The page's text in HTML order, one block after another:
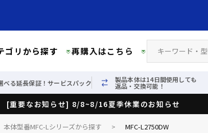
ゴリから探す 再購入はこちら
べる延長保証！サービスパック 製品本体は14日間使用しても
返品・交換可能！
[重要なお知らせ] 8/8~8/16夏季休業のお知らせ
本体型番MFC-Lシリーズから探す > MFC-L2750DW